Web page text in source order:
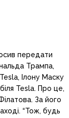
передати
Трампа,
Ілону Маску
Tesla. Про це,
За його
“Тож, будь